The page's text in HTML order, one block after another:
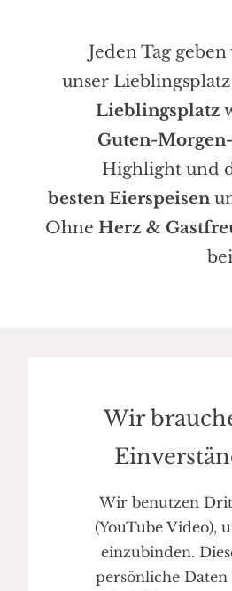
Jeden Tag
unser
Lieblingsplatz
Guten-
Highlight und
besten Eierspeisen
Ohne Herz &
Wir
Wir benutzen
(YouTube Video),
einzubinden.
persönliche